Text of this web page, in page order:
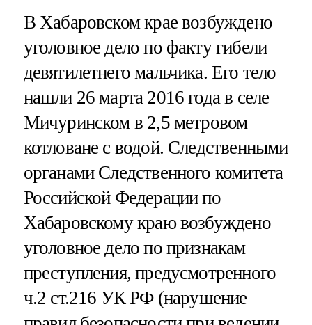
В Хабаровском крае возбуждено
уголовное дело по факту гибели
девятилетнего мальчика. Его тело
нашли 26 марта 2016 года в селе
Мичуринском в 2,5 метровом
котловане с водой. Следственными
органами Следственного комитета
Российской Федерации по
Хабаровскому краю возбуждено
уголовное дело по признакам
преступления, предусмотренного
ч.2 ст.216 УК РФ (нарушение